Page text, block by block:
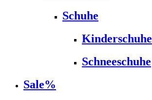
Schuhe
Kinderschuhe
Schneeschuhe
Sale%